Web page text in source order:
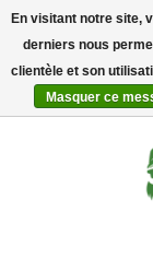
En visitant notre site,
derniers nous
clientèle et son
Masquer ce